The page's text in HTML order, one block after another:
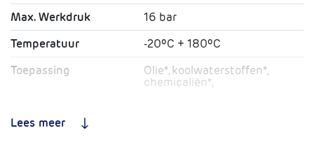
Max. Werkdruk
16 bar
Temperatuur
-20ºC + 180ºC
Toepassing
Olie*, koolwaterstoffen*,
chemicaliën*,
Lees meer